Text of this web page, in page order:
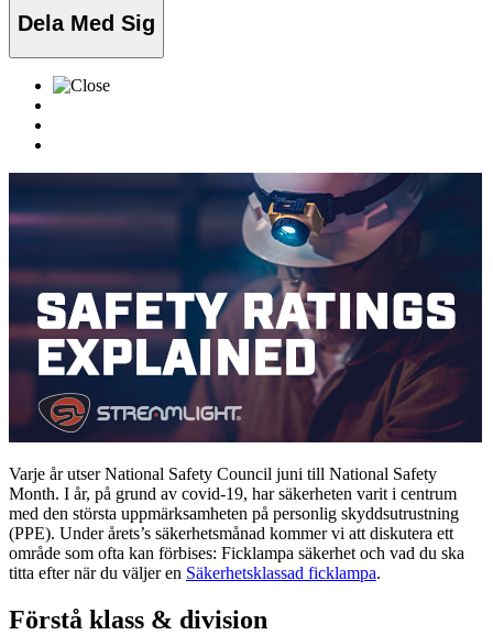
Dela Med Sig
Varje år utser National Safety Council juni till National Safety
Month. I år, på grund av covid-19, har säkerheten varit i centrum
med den största uppmärksamheten på personlig skyddsutrustning
(PPE). Under årets’s säkerhetsmånad kommer vi att diskutera ett
område som ofta kan förbises: Ficklampa säkerhet och vad du ska
titta efter när du väljer en Säkerhetsklassad ficklampa.
Förstå klass & division